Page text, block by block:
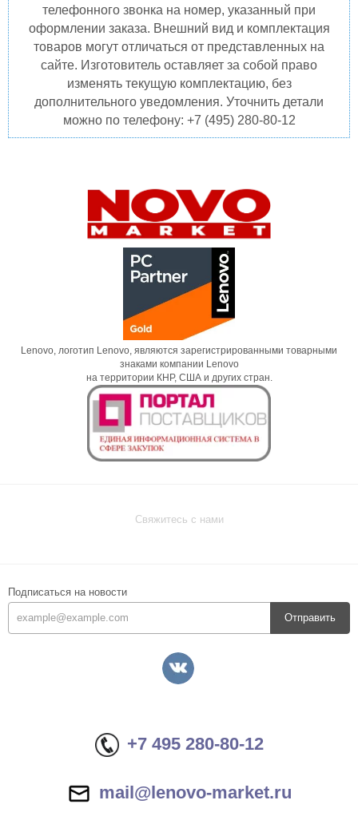
телефонного звонка на номер, указанный при
оформлении заказа. Внешний вид и комплектация
товаров могут отличаться от представленных на
сайте. Изготовитель оставляет за собой право
изменять текущую комплектацию, без
дополнительного уведомления. Уточнить детали
можно по телефону: +7 (495) 280-80-12
Lenovo, логотип Lenovo, являются зарегистрированными товарными
знаками компании Lenovo
на территории КНР, США и других стран.
Свяжитесь с нами
Подписаться на новости
Отправить
+7 495 280-80-12
mail@lenovo-market.ru